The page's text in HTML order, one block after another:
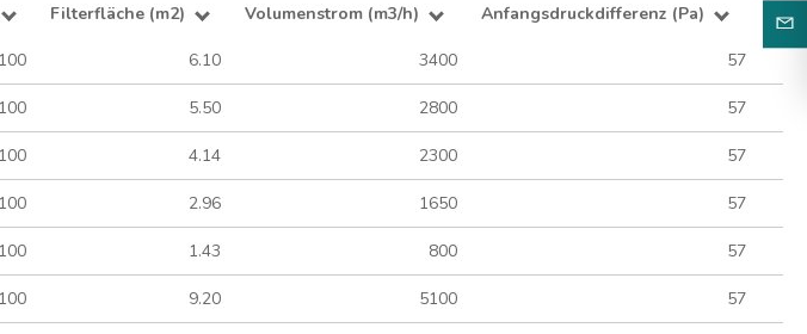
Filterfläche (m2) Volumenstrom (m3/h) Anfangsdruckdifferenz (Pa)
100 6.10 3400 57
100 5.50 2800 57
100 4.14 2300 57
100 2.96 1650 57
100 1.43 800 57
100 9.20 5100 57